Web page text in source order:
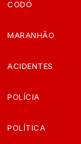
CODÓ
MARANHÃO
ACIDENTES
POLÍCIA
POLÍTICA